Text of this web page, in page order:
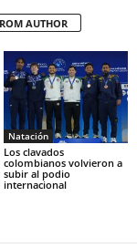
AUTHOR
Natación
Los clavados
colombianos volvieron a
subir al podio
internacional